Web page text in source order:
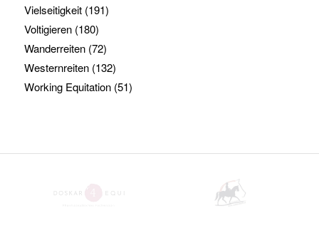
Vielseitigkeit(191)
Voltigieren(180)
Wanderreiten(72)
Westernreiten(132)
Working Equitation(51)